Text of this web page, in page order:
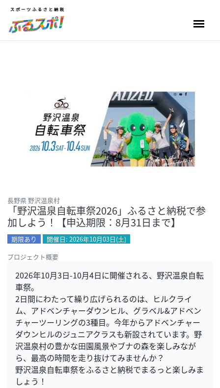
長野県 野沢温泉村
「野沢温泉自転車祭2026」ふるさと納税で参
加しよう！【申込期限：8月31日まで】
期限あり
開催日: 2026年10月03日(土)
プロジェクト概要
2026年10月3日-10月4日に開催される、野沢温泉自転
車祭。
2日間にわたって繰り広げられるのは、ヒルクライ
ム、アドベンチャーダウンヒル、グラベル&アドベン
チャーツーリングの3種目。今年からアドベンチャー
ダウンヒルのジュニアクラスも新設されています。野
沢温泉村の豊かな田園風景やブナの森を楽しみなが
ら、最高の時間を走り抜けてみませんか？
野沢温泉自転車祭をふるさと納税でまるっと楽しみま
しょう！